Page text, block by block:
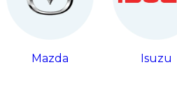
Mazda Isuzu